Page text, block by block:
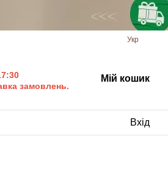
Укр
замовлень.
Мій кошик
Вхід